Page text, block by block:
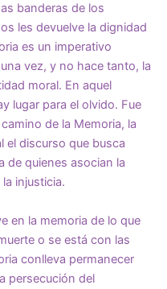
banderas de los
les devuelve la dignidad
es un imperativo
vez, y no hace tanto, la
moral. En aquel
lugar para el olvido. Fue
de la Memoria, la
el discurso que busca
de quienes asocian la
injusticia.
en la memoria de lo que
o se está con las
conlleva permanecer
persecución del